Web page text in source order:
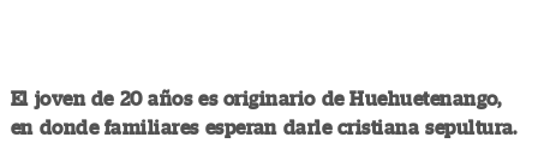
El joven de 20 años es originario de Huehuetenango,
en donde familiares esperan darle cristiana sepultura.